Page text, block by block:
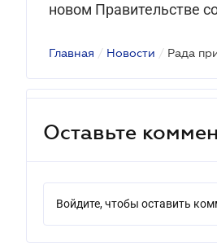
новом Правительстве
Главная / Новости / Рада
Оставьте
Войдите, чтобы оставить